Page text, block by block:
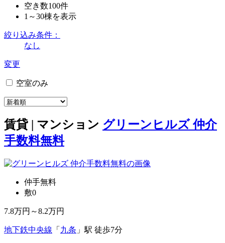
空き数100件
1～30棟を表示
絞り込み条件：
なし
変更
空室のみ
賃貸 | マンション グリーンヒルズ 仲介
手数料無料
仲手無料
敷0
7.8万円～8.2万円
地下鉄中央線 「 九条 」駅 徒歩7分